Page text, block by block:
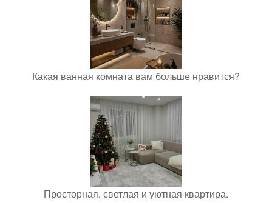
Какая ванная комната вам больше нравится?
Просторная, светлая и уютная квартира.